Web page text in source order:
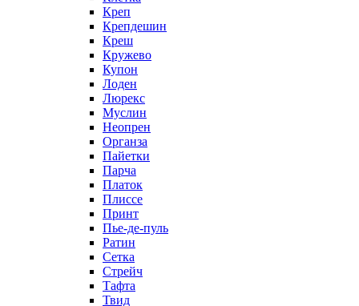
Креп
Крепдешин
Креш
Кружево
Купон
Лоден
Люрекс
Муслин
Неопрен
Органза
Пайетки
Парча
Платок
Плиссе
Принт
Пье-де-пуль
Ратин
Сетка
Стрейч
Тафта
Твид